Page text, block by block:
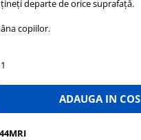
departe de orice suprafață.
copiilor.
1
ADAUGA IN COS